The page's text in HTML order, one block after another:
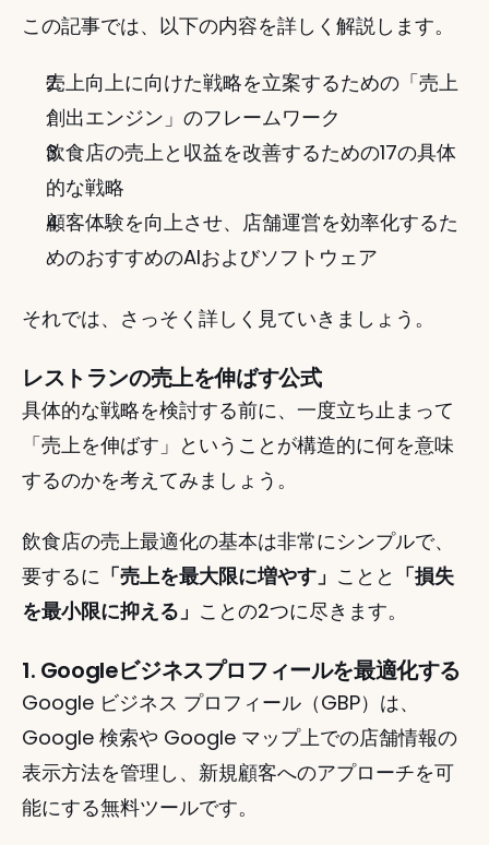
この記事では、以下の内容を詳しく解説します。
売上向上に向けた戦略を立案するための「売上
創出エンジン」のフレームワーク
飲食店の売上と収益を改善するための17の具体
的な戦略
顧客体験を向上させ、店舗運営を効率化するた
めのおすすめのAIおよびソフトウェア
それでは、さっそく詳しく見ていきましょう。
レストランの売上を伸ばす公式
具体的な戦略を検討する前に、一度立ち止まって
「売上を伸ばす」ということが構造的に何を意味
するのかを考えてみましょう。
飲食店の売上最適化の基本は非常にシンプルで、
要するに 「売上を最大限に増やす」 ことと 「損失
を最小限に抑える」 ことの2つに尽きます。
1. Googleビジネスプロフィールを最適化する
Google ビジネス プロフィール（GBP）は、
Google 検索や Google マップ上での店舗情報の
表示方法を管理し、新規顧客へのアプローチを可
能にする無料ツールです。